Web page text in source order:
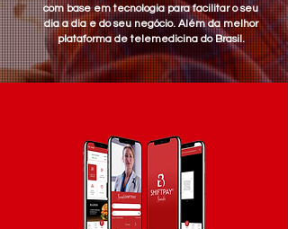
com base em tecnologia para facilitar o seu
dia a dia e do seu negócio. Além da melhor
plataforma de telemedicina do Brasil.